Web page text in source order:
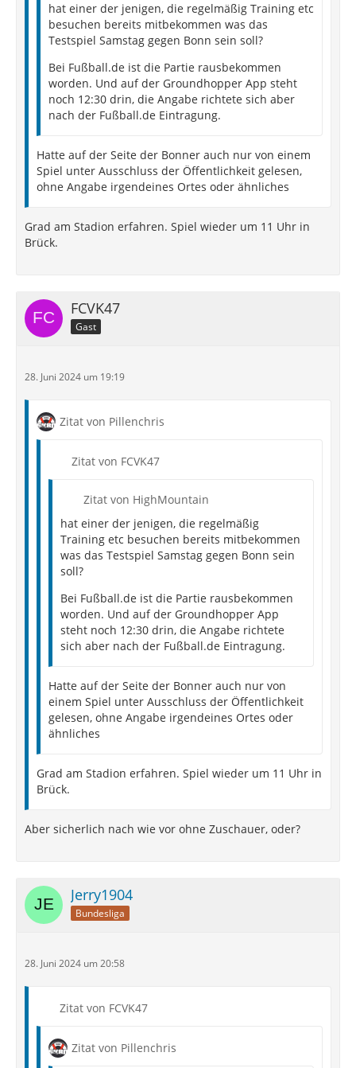
hat einer der jenigen, die regelmäßig Training etc
besuchen bereits mitbekommen was das
Testspiel Samstag gegen Bonn sein soll?
Bei Fußball.de ist die Partie rausbekommen
worden. Und auf der Groundhopper App steht
noch 12:30 drin, die Angabe richtete sich aber
nach der Fußball.de Eintragung.
Hatte auf der Seite der Bonner auch nur von einem
Spiel unter Ausschluss der Öffentlichkeit gelesen,
ohne Angabe irgendeines Ortes oder ähnliches
Grad am Stadion erfahren. Spiel wieder um 11 Uhr in
Brück.
FCVK47
Gast
28. Juni 2024 um 19:19
Zitat von Pillenchris
Zitat von FCVK47
Zitat von HighMountain
hat einer der jenigen, die regelmäßig
Training etc besuchen bereits mitbekommen
was das Testspiel Samstag gegen Bonn sein
soll?
Bei Fußball.de ist die Partie rausbekommen
worden. Und auf der Groundhopper App
steht noch 12:30 drin, die Angabe richtete
sich aber nach der Fußball.de Eintragung.
Hatte auf der Seite der Bonner auch nur von
einem Spiel unter Ausschluss der Öffentlichkeit
gelesen, ohne Angabe irgendeines Ortes oder
ähnliches
Grad am Stadion erfahren. Spiel wieder um 11 Uhr in
Brück.
Aber sicherlich nach wie vor ohne Zuschauer, oder?
Jerry1904
Bundesliga
28. Juni 2024 um 20:58
Zitat von FCVK47
Zitat von Pillenchris